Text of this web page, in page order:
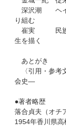
深沢潮 ヘイ
り組む
崔実 民族差
生を描く
あとがき
〈引用・参考
会史―
●著者略歴
落合貞夫（オチ
1954年香川県